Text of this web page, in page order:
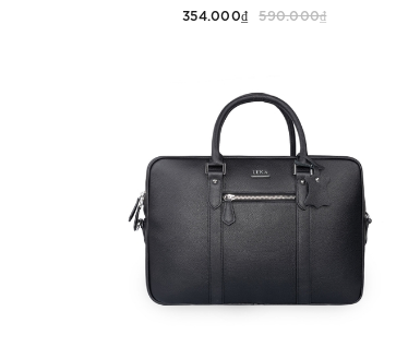
354.000₫ 590.000₫